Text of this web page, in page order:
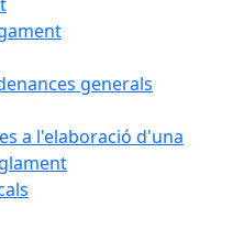
generals
a l'elaboració d'una